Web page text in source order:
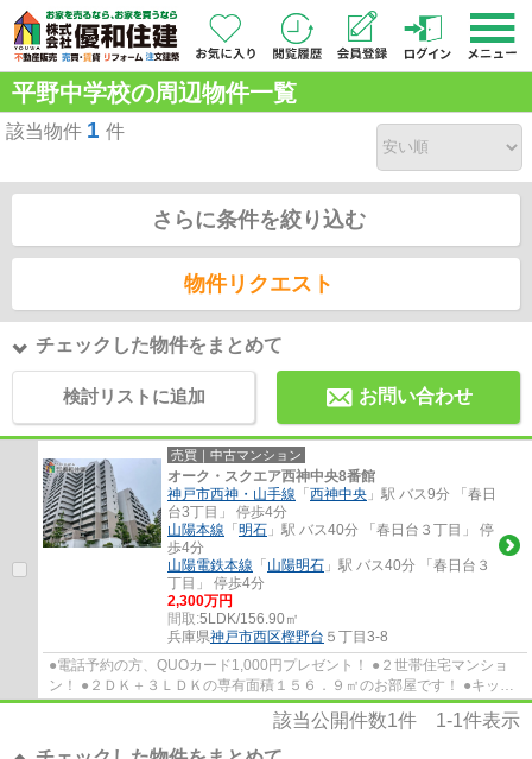
平野中学校の周辺物件一覧
該当物件 1 件
さらに条件を絞り込む
物件リクエスト
チェックした物件をまとめて
検討リストに追加 お問い合わせ
売買｜中古マンション
オーク・スクエア西神中央8番館
神戸市西神・山手線 「西神中央 」駅 バス9分 「春日
台3丁目」 停歩4分
山陽本線 「明石 」駅 バス40分 「春日台３丁目」 停
歩4分
山陽電鉄本線 「山陽明石 」駅 バス40分 「春日台３
丁目」 停歩4分
2,300万円
間取:5LDK/156.90㎡
兵庫県神戸市西区樫野台 ５丁目3-8
●電話予約の方、QUOカード1,000円プレゼント！ ●２世帯住宅マンショ
ン！ ●２ＤＫ＋３ＬＤＫの専有面積１５６．９㎡のお部屋です！ ●キッチ
ン・バス・洗面・トイレ各２か所あり！ ●階下...
該当公開件数1件 1-1件表示